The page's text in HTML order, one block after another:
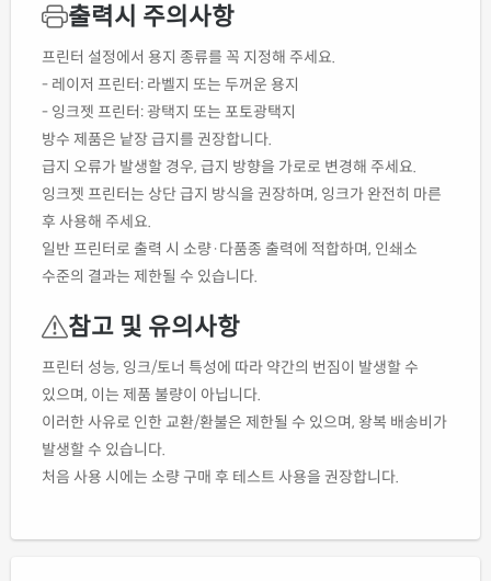
출력시 주의사항
프린터 설정에서 용지 종류를 꼭 지정해 주세요.
- 레이저 프린터: 라벨지 또는 두꺼운 용지
- 잉크젯 프린터: 광택지 또는 포토광택지
방수 제품은 낱장 급지를 권장합니다.
급지 오류가 발생할 경우, 급지 방향을 가로로 변경해 주세요.
잉크젯 프린터는 상단 급지 방식을 권장하며, 잉크가 완전히 마른
후 사용해 주세요.
일반 프린터로 출력 시 소량·다품종 출력에 적합하며, 인쇄소
수준의 결과는 제한될 수 있습니다.
참고 및 유의사항
프린터 성능, 잉크/토너 특성에 따라 약간의 번짐이 발생할 수
있으며, 이는 제품 불량이 아닙니다.
이러한 사유로 인한 교환/환불은 제한될 수 있으며, 왕복 배송비가
발생할 수 있습니다.
처음 사용 시에는 소량 구매 후 테스트 사용을 권장합니다.